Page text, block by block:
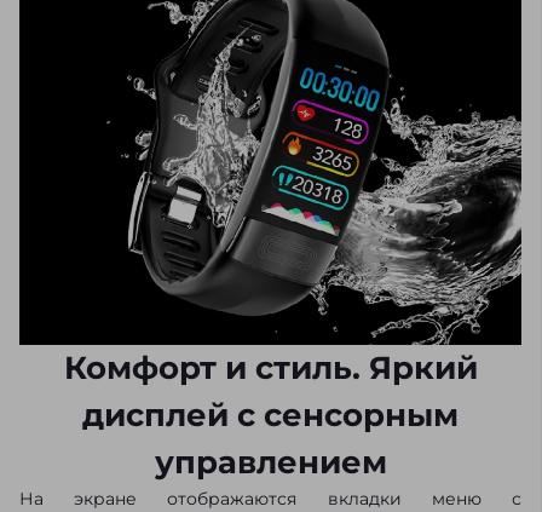
Комфорт и стиль. Яркий
дисплей с сенсорным
управлением
На экране отображаются вкладки меню с